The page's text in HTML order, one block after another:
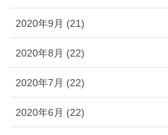
2020年9月 (21)
2020年8月 (22)
2020年7月 (22)
2020年6月 (22)